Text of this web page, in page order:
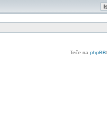
Teče na phpBB